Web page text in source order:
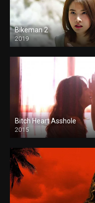
Bikeman 2
2019
Bitch Heart Asshole
2015